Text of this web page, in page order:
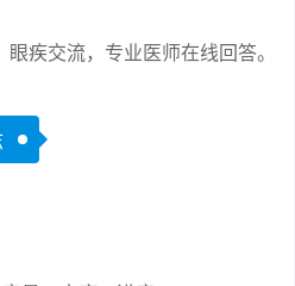
疾交流，专业医师在线回答。